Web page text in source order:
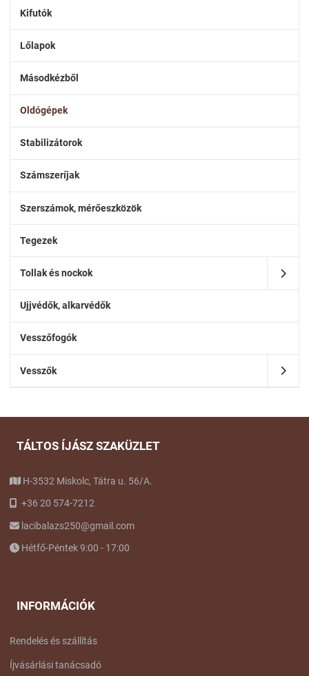
Kifutók
Lőlapok
Másodkézből
Oldógépek
Stabilizátorok
Számszeríjak
Szerszámok, mérőeszközök
Tegezek
Tollak és nockok
Ujjvédők, alkarvédők
Vesszőfogók
Vesszők
TÁLTOS ÍJÁSZ SZAKÜZLET
H-3532 Miskolc, Tátra u. 56/A.
+36 20 574-7212
lacibalazs250@gmail.com
Hétfő-Péntek 9:00 - 17:00
INFORMÁCIÓK
Rendelés és szállítás
Íjvásárlási tanácsadó